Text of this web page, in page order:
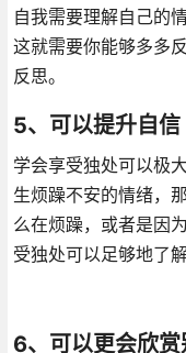
自我需要理解自己的
这就需要你能够多多
反思。
5、可以提升自信
学会享受独处可以极
生烦躁不安的情绪，
么在烦躁，或者是因
受独处可以足够地了
6、可以更会欣赏